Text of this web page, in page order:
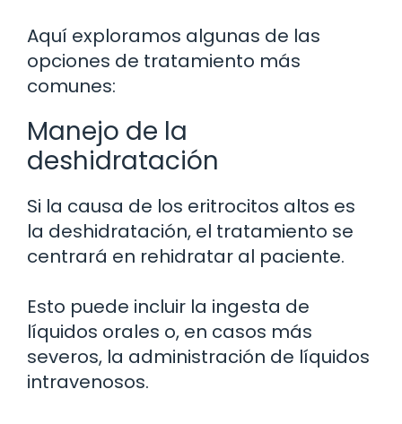
Aquí exploramos algunas de las
opciones de tratamiento más
comunes:
Manejo de la
deshidratación
Si la causa de los eritrocitos altos es
la deshidratación, el tratamiento se
centrará en rehidratar al paciente.
Esto puede incluir la ingesta de
líquidos orales o, en casos más
severos, la administración de líquidos
intravenosos.